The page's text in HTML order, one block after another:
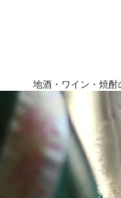
専門店